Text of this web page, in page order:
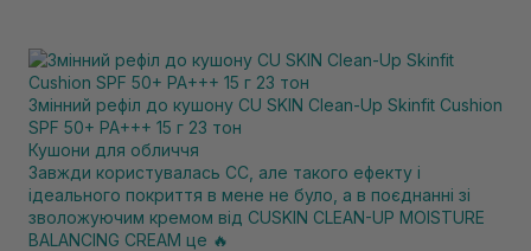
Змінний рефіл до кушону CU SKIN Clean-Up Skinfit Cushion
SPF 50+ PA+++ 15 г 23 тон
Кушони для обличчя
Завжди користувалась СС, але такого ефекту і
ідеального покриття в мене не було, а в поєднанні зі
зволожуючим кремом від CUSKIN CLEAN-UP MOISTURE
BALANCING CREAM це 🔥